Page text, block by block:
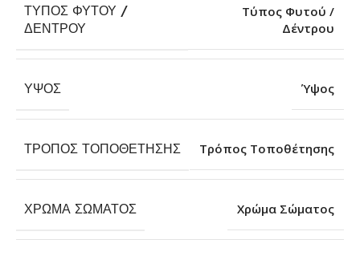
ΤΎΠΟΣ ΦΥΤΟΎ /
ΔΈΝΤΡΟΥ
Τύπος Φυτού /
Δέντρου
ΎΨΟΣ Ύψος
ΤΡΌΠΟΣ ΤΟΠΟΘΈΤΗΣΗΣ Τρόπος Τοποθέτησης
ΧΡΏΜΑ ΣΏΜΑΤΟΣ Χρώμα Σώματος